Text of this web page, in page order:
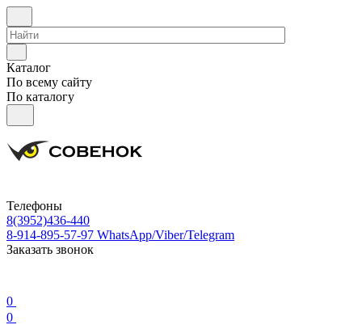
Каталог
По всему сайту
По каталогу
Телефоны
8(3952)436-440
8-914-895-57-97 WhatsApp/Viber/Telegram
Заказать звонок
0
0